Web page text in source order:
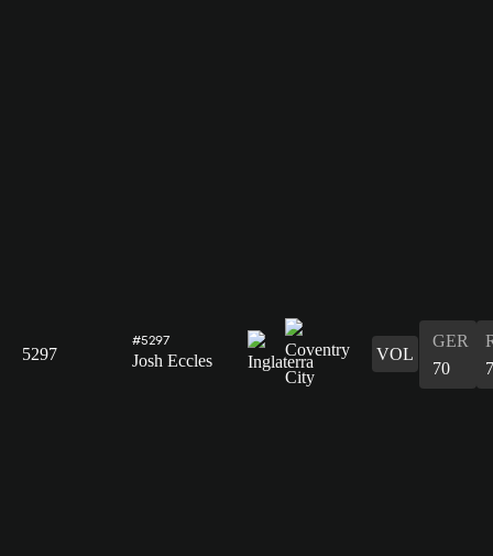
5297
#5297
Josh Eccles VOL
GER
70